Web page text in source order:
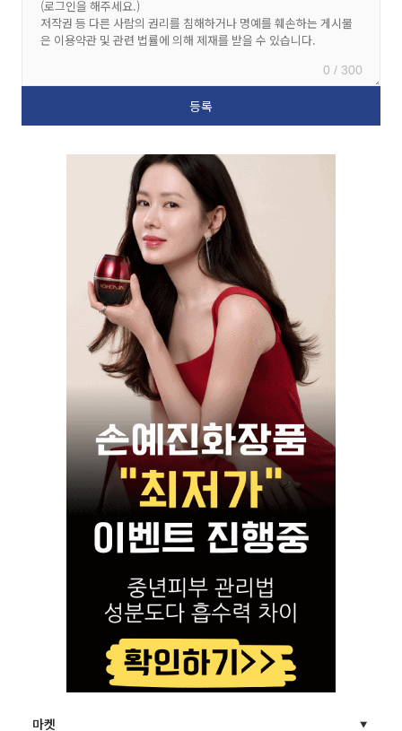
0 / 300
마켓